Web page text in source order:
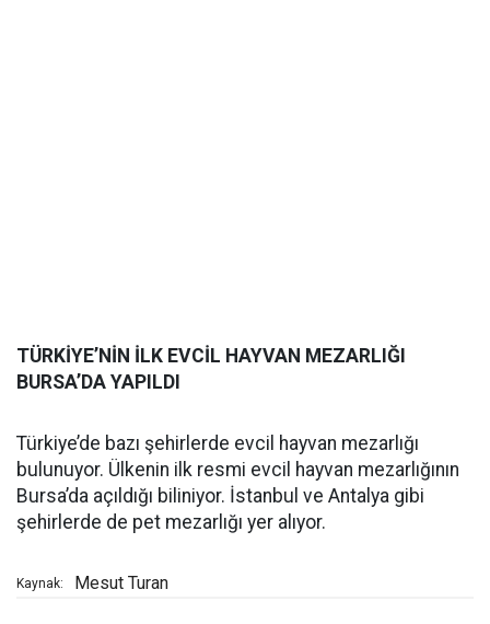
TÜRKİYE’NİN İLK EVCİL HAYVAN MEZARLIĞI
BURSA’DA YAPILDI
Türkiye’de bazı şehirlerde evcil hayvan mezarlığı
bulunuyor. Ülkenin ilk resmi evcil hayvan mezarlığının
Bursa’da açıldığı biliniyor. İstanbul ve Antalya gibi
şehirlerde de pet mezarlığı yer alıyor.
Kaynak: Mesut Turan